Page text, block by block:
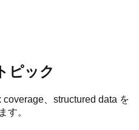
ピック
、structured data を
す。